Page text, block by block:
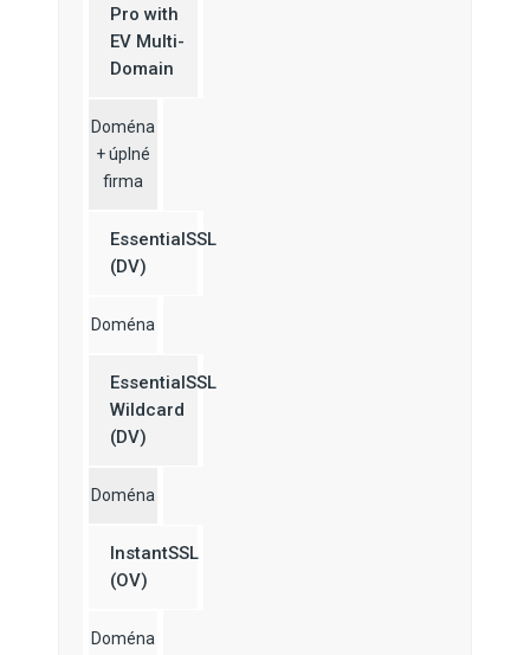
Pro with
EV Multi-
Domain
Doména
+ úplné
firma
EssentialSSL
(DV)
Doména
EssentialSSL
Wildcard
(DV)
Doména
InstantSSL
(OV)
Doména